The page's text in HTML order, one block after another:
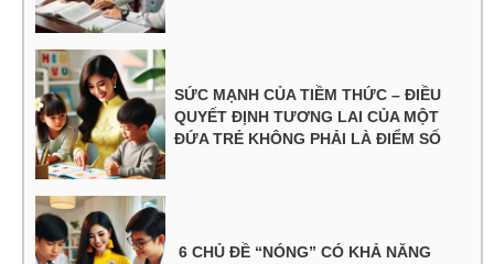
SỨC MẠNH CỦA TIỀM THỨC – ĐIỀU
QUYẾT ĐỊNH TƯƠNG LAI CỦA MỘT
ĐỨA TRẺ KHÔNG PHẢI LÀ ĐIỂM SỐ
6 CHỦ ĐỀ “NÓNG” CÓ KHẢ NĂNG